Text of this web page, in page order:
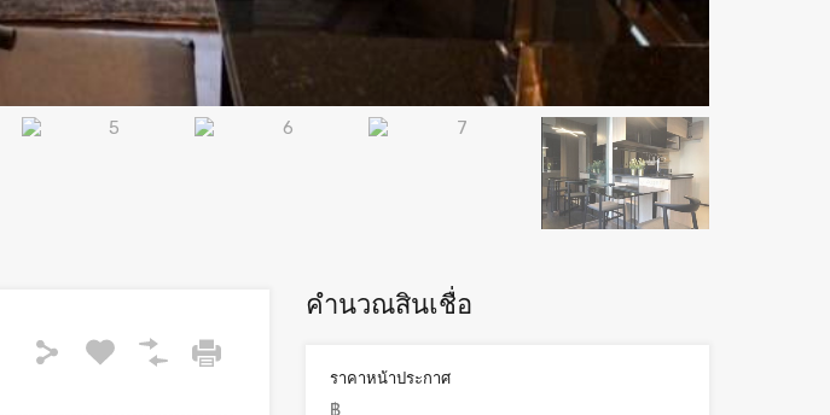
คำนวณสินเชื่อ
ราคาหน้าประกาศ